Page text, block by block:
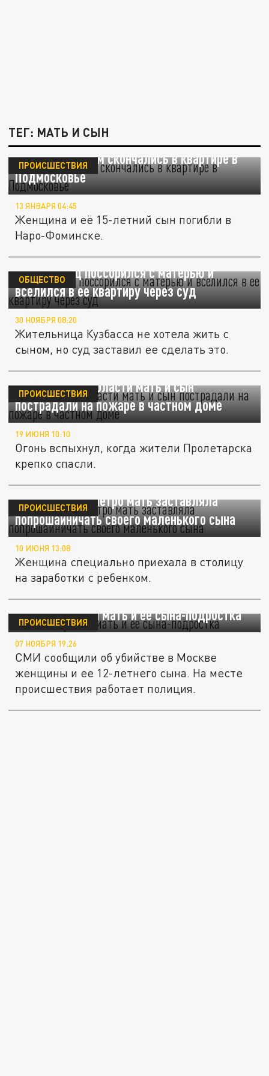
ТЕГ: МАТЬ И СЫН
Мать с ребёнком скончались в квартире в
Подмосковье
ПРОИСШЕСТВИЯ
13 ЯНВАРЯ 04:45
Женщина и её 15-летний сын погибли в
Наро-Фоминске.
Кузбассовец поссорился с матерью и
вселился в ее квартиру через суд
ОБЩЕСТВО
30 НОЯБРЯ 08:20
Жительница Кузбасса не хотела жить с
сыном, но суд заставил ее сделать это.
В Ростовской области мать и сын
пострадали на пожаре в частном доме
ПРОИСШЕСТВИЯ
19 ИЮНЯ 10:10
Огонь вспыхнул, когда жители Пролетарска
крепко спасли.
В московском метро мать заставляла
попрошайничать своего маленького сына
ПРОИСШЕСТВИЯ
10 ИЮНЯ 13:08
Женщина специально приехала в столицу
на заработки с ребенком.
В Москве убили мать и ее сына-подростка
ПРОИСШЕСТВИЯ
07 НОЯБРЯ 19:26
СМИ сообщили об убийстве в Москве
женщины и ее 12-летнего сына. На месте
происшествия работает полиция.